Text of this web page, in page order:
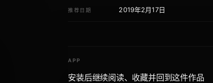
推荐日期 2019年2月17日
APP
安装后继续阅读、收藏并回到这件作品